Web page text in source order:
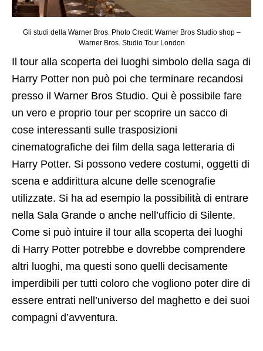
Gli studi della Warner Bros. Photo Credit: Warner Bros Studio shop –
Warner Bros. Studio Tour London
Il tour alla scoperta dei luoghi simbolo della saga di
Harry Potter non può poi che terminare recandosi
presso il Warner Bros Studio. Qui è possibile fare
un vero e proprio tour per scoprire un sacco di
cose interessanti sulle trasposizioni
cinematografiche dei film della saga letteraria di
Harry Potter. Si possono vedere costumi, oggetti di
scena e addirittura alcune delle scenografie
utilizzate. Si ha ad esempio la possibilità di entrare
nella Sala Grande o anche nell’ufficio di Silente.
Come si può intuire il tour alla scoperta dei luoghi
di Harry Potter potrebbe e dovrebbe comprendere
altri luoghi, ma questi sono quelli decisamente
imperdibili per tutti coloro che vogliono poter dire di
essere entrati nell’universo del maghetto e dei suoi
compagni d’avventura.